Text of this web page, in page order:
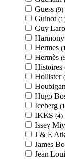
Guess (9)
Guinot (1)
Guy
Hermes
Hermès
Histoires
Hollister
Hugo
Iceberg
IKKS (4)
Issey
J & E
James
Jean